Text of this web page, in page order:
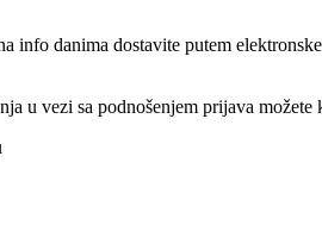
info danima dostavite putem
u vezi sa podnošenjem prijava možete